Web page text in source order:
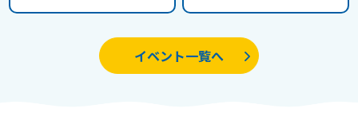
イベント一覧へ